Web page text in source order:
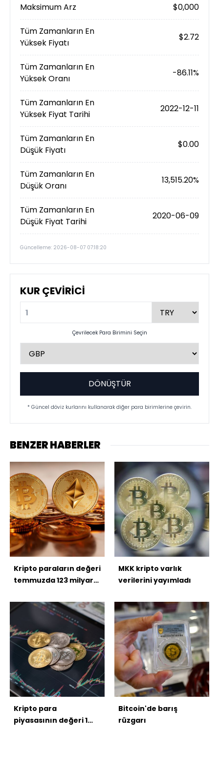
Maksimum Arz $0,000
Tüm Zamanların En
Yüksek Fiyatı
$2.72
Tüm Zamanların En
Yüksek Oranı
-86.11%
Tüm Zamanların En
Yüksek Fiyat Tarihi
2022-12-11
Tüm Zamanların En
Düşük Fiyatı
$0.00
Tüm Zamanların En
Düşük Oranı
13,515.20%
Tüm Zamanların En
Düşük Fiyat Tarihi
2020-06-09
Güncelleme: 2026-08-07 07:18:20
KUR ÇEVİRİCİ
Çevrilecek Para Birimini Seçin
DÖNÜŞTÜR
* Güncel döviz kurlarını kullanarak diğer para birimlerine çevirin.
BENZER HABERLER
Kripto paraların değeri
temmuzda 123 milyar
MKK kripto varlık
verilerini yayımladı
Kripto para
piyasasının değeri 1
Bitcoin'de barış
rüzgarı